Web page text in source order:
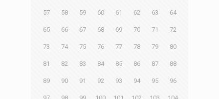
57 58 59 60 61 62 63 64
65 66 67 68 69 70 71 72
73 74 75 76 77 78 79 80
81 82 83 84 85 86 87 88
89 90 91 92 93 94 95 96